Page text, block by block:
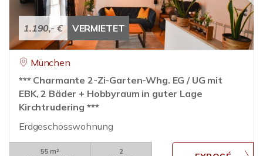
1.190,- € VERMIETET
München
*** Charmante 2-Zi-Garten-Whg. EG / UG mit
EBK, 2 Bäder + Hobbyraum in guter Lage
Kirchtrudering ***
Erdgeschosswohnung
55 m²
2